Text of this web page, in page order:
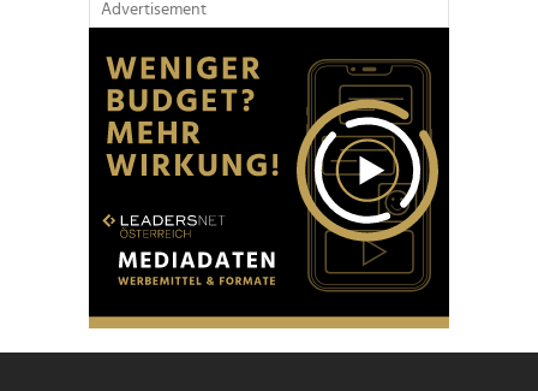
Advertisement